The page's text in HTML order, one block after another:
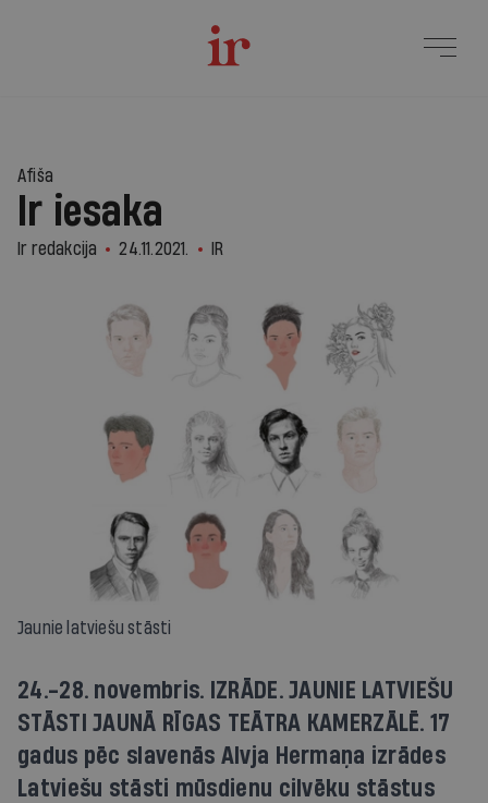
Afiša
Ir iesaka
Ir redakcija 24.11.2021. IR
Jaunie latviešu stāsti
24.-28. novembris. IZRĀDE. JAUNIE LATVIEŠU
STĀSTI JAUNĀ RĪGAS TEĀTRA KAMERZĀLĒ. 17
gadus pēc slavenās Alvja Hermaņa izrādes
Latviešu stāsti mūsdienu cilvēku stāstus